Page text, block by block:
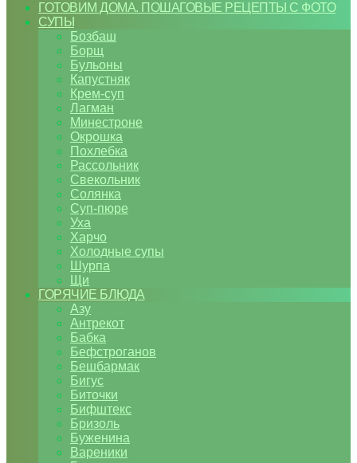
ГОТОВИМ ДОМА. ПОШАГОВЫЕ РЕЦЕПТЫ С ФОТО
СУПЫ
Бозбаш
Борщ
Бульоны
Капустняк
Крем-суп
Лагман
Минестроне
Окрошка
Похлебка
Рассольник
Свекольник
Солянка
Суп-пюре
Уха
Харчо
Холодные супы
Шурпа
Щи
ГОРЯЧИЕ БЛЮДА
Азу
Антрекот
Бабка
Бефстроганов
Бешбармак
Бигус
Биточки
Бифштекс
Бризоль
Буженина
Вареники